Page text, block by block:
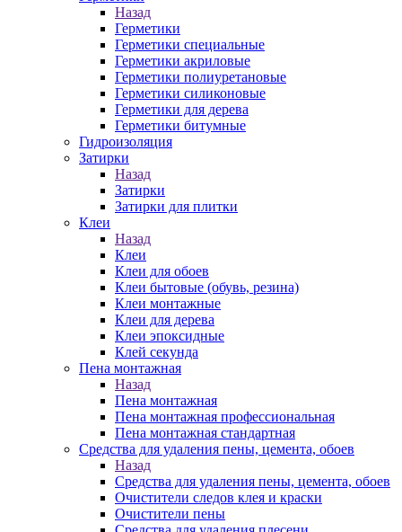
Назад
Герметики
Герметики специальные
Герметики акриловые
Герметики полиуретановые
Герметики силиконовые
Герметики для дерева
Герметики битумные
Гидроизоляция
Затирки
Назад
Затирки
Затирки для плитки
Клеи
Назад
Клеи
Клеи для обоев
Клеи бытовые (обувь, резина)
Клеи монтажные
Клеи для дерева
Клеи эпоксидные
Клей секунда
Пена монтажная
Назад
Пена монтажная
Пена монтажная профессиональная
Пена монтажная стандартная
Средства для удаления пены, цемента, обоев
Назад
Средства для удаления пены, цемента, обоев
Очистители следов клея и краски
Очистители пены